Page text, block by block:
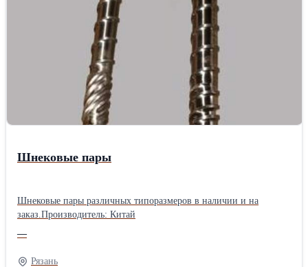
Шнековые пары
Шнековые пары различных типоразмеров в наличии и на
заказ.Производитель: Китай
—
Рязань